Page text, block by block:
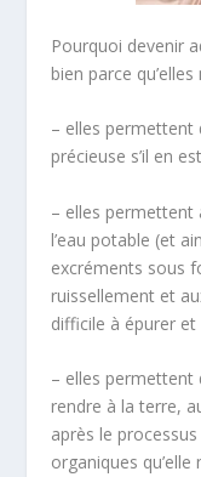
Pourquoi devenir
bien parce qu’elles
– elles permettent
précieuse s’il en
– elles permettent
l’eau potable (et
excréments sous
ruissellement et
difficile à épurer
– elles permettent
rendre à la terre,
après le
organiques